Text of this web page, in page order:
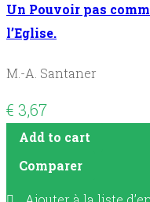
Un Pouvoir pas
l’Eglise.
M.-A. Santaner
€ 3,67
Add to cart
Comparer